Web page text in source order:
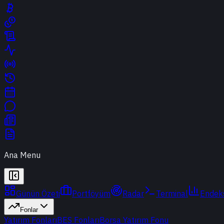
Ana Menu
Günün Özeti Portföyüm Radar Terminal
Fonlar
Yatırım FonlarıBES FonlarıBorsa Yatırım Fonu